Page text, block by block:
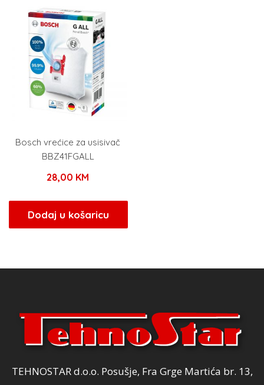
Bosch vrećice za usisivač
BBZ41FGALL
28,00 KM
Dodaj u košaricu
TEHNOSTAR d.o.o. Posušje, Fra Grge Martića br. 13,